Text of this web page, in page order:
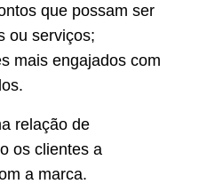
que possam ser
ou serviços;
mais engajados com
relação de
os clientes a
a marca.